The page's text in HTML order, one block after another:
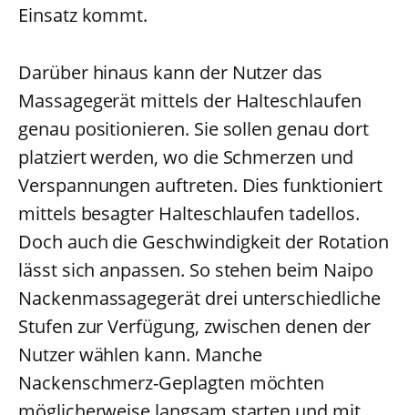
Einsatz kommt.
Darüber hinaus kann der Nutzer das
Massagegerät mittels der Halteschlaufen
genau positionieren. Sie sollen genau dort
platziert werden, wo die Schmerzen und
Verspannungen auftreten. Dies funktioniert
mittels besagter Halteschlaufen tadellos.
Doch auch die Geschwindigkeit der Rotation
lässt sich anpassen. So stehen beim Naipo
Nackenmassagegerät drei unterschiedliche
Stufen zur Verfügung, zwischen denen der
Nutzer wählen kann. Manche
Nackenschmerz-Geplagten möchten